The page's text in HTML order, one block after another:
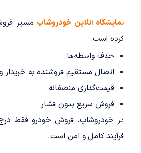
نمایشگاه آنلاین خودروشاپ مسیر
کرده است:
حذف واسطه‌ها
اتصال مستقیم فروشنده به خریدار
قیمت‌گذاری منصفانه
فروش سریع بدون فشار
در خودروشاپ، فروش خودرو فقط
فرآیند کامل و امن است.